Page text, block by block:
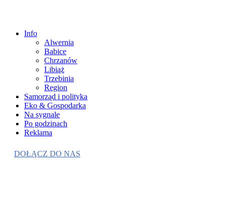
Info
Alwernia
Babice
Chrzanów
Libiąż
Trzebinia
Region
Samorząd i polityka
Eko & Gospodarka
Na sygnale
Po godzinach
Reklama
DOŁĄCZ DO NAS